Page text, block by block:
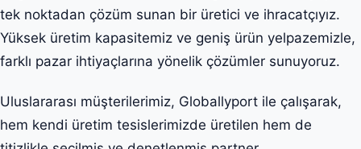
tek noktadan çözüm sunan bir üretici ve ihracatçıyız.
Yüksek üretim kapasitemiz ve geniş ürün yelpazemizle,
farklı pazar ihtiyaçlarına yönelik çözümler sunuyoruz.
Uluslararası müşterilerimiz, Globallyport ile çalışarak,
hem kendi üretim tesislerimizde üretilen hem de